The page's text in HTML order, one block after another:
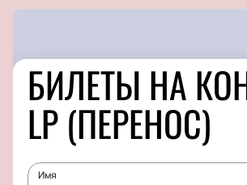
БИЛЕТЫ НА
LP (ПЕРЕНОС)
Имя